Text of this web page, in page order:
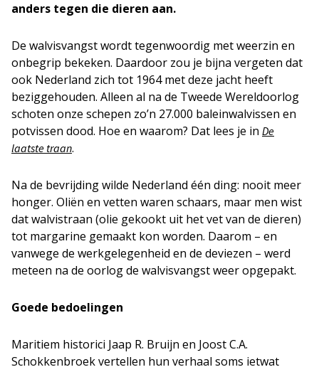
anders tegen die dieren aan.
De walvisvangst wordt tegenwoordig met weerzin en
onbegrip bekeken. Daardoor zou je bijna vergeten dat
ook Nederland zich tot 1964 met deze jacht heeft
beziggehouden. Alleen al na de Tweede Wereldoorlog
schoten onze schepen zo’n 27.000 baleinwalvissen en
potvissen dood. Hoe en waarom? Dat lees je in De
laatste traan.
Na de bevrijding wilde Nederland één ding: nooit meer
honger. Oliën en vetten waren schaars, maar men wist
dat walvistraan (olie gekookt uit het vet van de dieren)
tot margarine gemaakt kon worden. Daarom – en
vanwege de werkgelegenheid en de deviezen – werd
meteen na de oorlog de walvisvangst weer opgepakt.
Goede bedoelingen
Maritiem historici Jaap R. Bruijn en Joost C.A.
Schokkenbroek vertellen hun verhaal soms ietwat